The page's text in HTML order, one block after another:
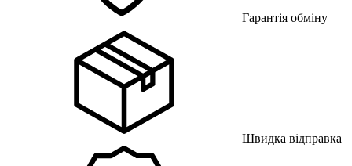
Гарантія обміну
Швидка відправка